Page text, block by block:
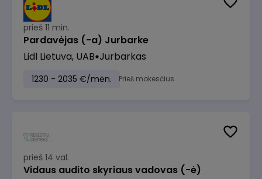
prieš 11 min.
Pardavėjas (-a) Jurbarke
Lidl Lietuva, UAB Jurbarkas
1230 - 2035 €/mėn. Prieš mokesčius
prieš 14 val.
Vidaus audito skyriaus vadovas (-ė)